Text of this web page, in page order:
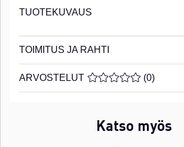
TUOTEKUVAUS
TOIMITUS JA RAHTI
ARVOSTELUT (0)
Katso myös